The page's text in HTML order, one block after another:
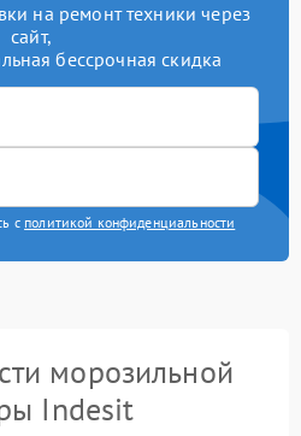
на ремонт техники через
сайт,
бессрочная скидка
с политикой конфиденциальности
морозильной
Indesit